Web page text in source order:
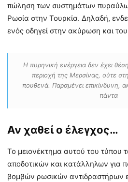
πώληση των συστημάτων
Ρωσία στην Τουρκία. Δηλαδή,
ενός οδηγεί στην ακύρωση και
Η πυρηνική ενέργεια δεν έχει
περιοχή της Μερσίνας, ούτε
πουθενά. Παραμένει επικίνδυνη,
πάντα
Αν χαθεί ο έλεγχος…
Το μειονέκτημα αυτού του τύπου
αποδοτικών και κατάλληλων για
βομβών ρωσικών αντιδραστήρων